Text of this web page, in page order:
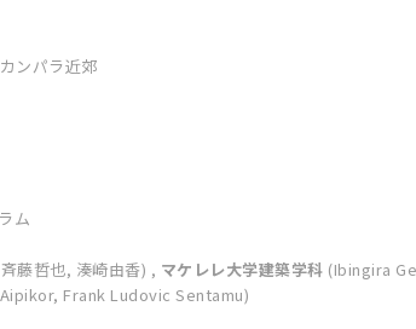
ンパラ近郊
ム
藤哲也, 湊崎由香) , マケレレ大学建築学科 (Ibingira
Frank Ludovic Sentamu)